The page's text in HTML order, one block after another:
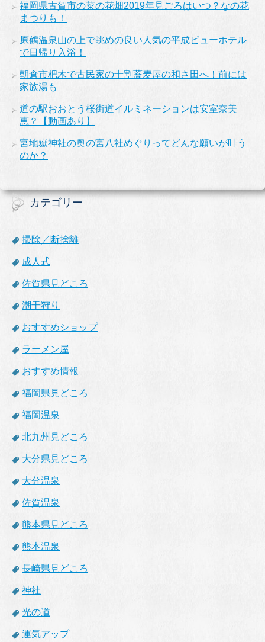
福岡県古賀市の菜の花畑2019年見ごろはいつ？なの花
まつりも！
原鶴温泉山の上で眺めの良い人気の平成ビューホテル
で日帰り入浴！
朝倉市杷木で古民家の十割蕎麦屋の和さ田へ！前には
家族湯も
道の駅おおとう桜街道イルミネーションは安室奈美
恵？【動画あり】
宮地嶽神社の奥の宮八社めぐりってどんな願いが叶う
のか？
カテゴリー
掃除／断捨離
成人式
佐賀県見どころ
潮干狩り
おすすめショップ
ラーメン屋
おすすめ情報
福岡県見どころ
福岡温泉
北九州見どころ
大分県見どころ
大分温泉
佐賀温泉
熊本県見どころ
熊本温泉
長崎県見どころ
神社
光の道
運気アップ